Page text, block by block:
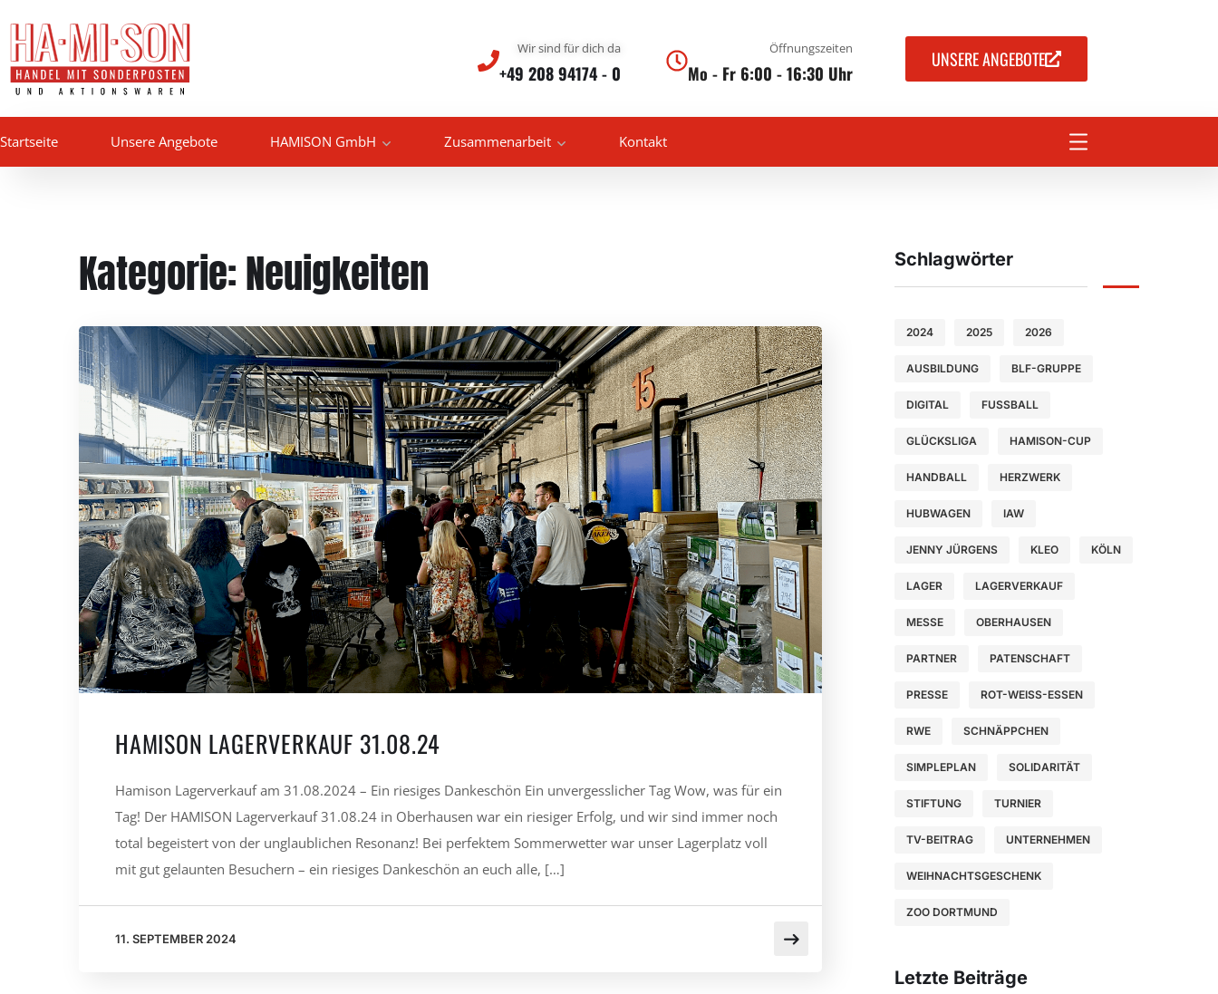
Wir sind für dich da
+49 208 94174 - 0
Öffnungszeiten
Mo - Fr 6:00 - 16:30 Uhr
UNSERE ANGEBOTE
Startseite Unsere Angebote HAMISON GmbH Zusammenarbeit Kontakt
Kategorie:Neuigkeiten
HAMISON LAGERVERKAUF 31.08.24
Hamison Lagerverkauf am 31.08.2024 – Ein riesiges Dankeschön Ein unvergesslicher Tag Wow, was für ein
Tag! Der HAMISON Lagerverkauf 31.08.24 in Oberhausen war ein riesiger Erfolg, und wir sind immer noch
total begeistert von der unglaublichen Resonanz! Bei perfektem Sommerwetter war unser Lagerplatz voll
mit gut gelaunten Besuchern – ein riesiges Dankeschön an euch alle, […]
11. SEPTEMBER 2024
Schlagwörter
2024 2025 2026
AUSBILDUNG BLF-GRUPPE
DIGITAL FUSSBALL
GLÜCKSLIGA HAMISON-CUP
HANDBALL HERZWERK
HUBWAGEN IAW
JENNY JÜRGENS KLEO KÖLN
LAGER LAGERVERKAUF
MESSE OBERHAUSEN
PARTNER PATENSCHAFT
PRESSE ROT-WEISS-ESSEN
RWE SCHNÄPPCHEN
SIMPLEPLAN SOLIDARITÄT
STIFTUNG TURNIER
TV-BEITRAG UNTERNEHMEN
WEIHNACHTSGESCHENK
ZOO DORTMUND
Letzte Beiträge